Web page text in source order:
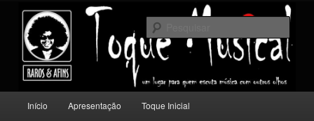
conteúdo
principal
conteúdo
secundário
Toque Musical
Um lugar para quem escuta música com outros olhos.
principal
Início Apresentação Toque Inicial